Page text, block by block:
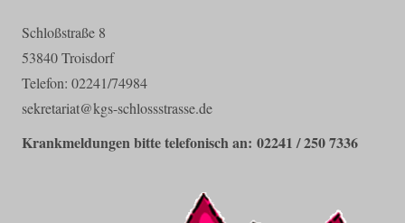
Schloßstraße 8
53840 Troisdorf
Telefon: 02241/74984
sekretariat@kgs-schlossstrasse.de
Krankmeldungen bitte telefonisch an: 02241 / 250 7336